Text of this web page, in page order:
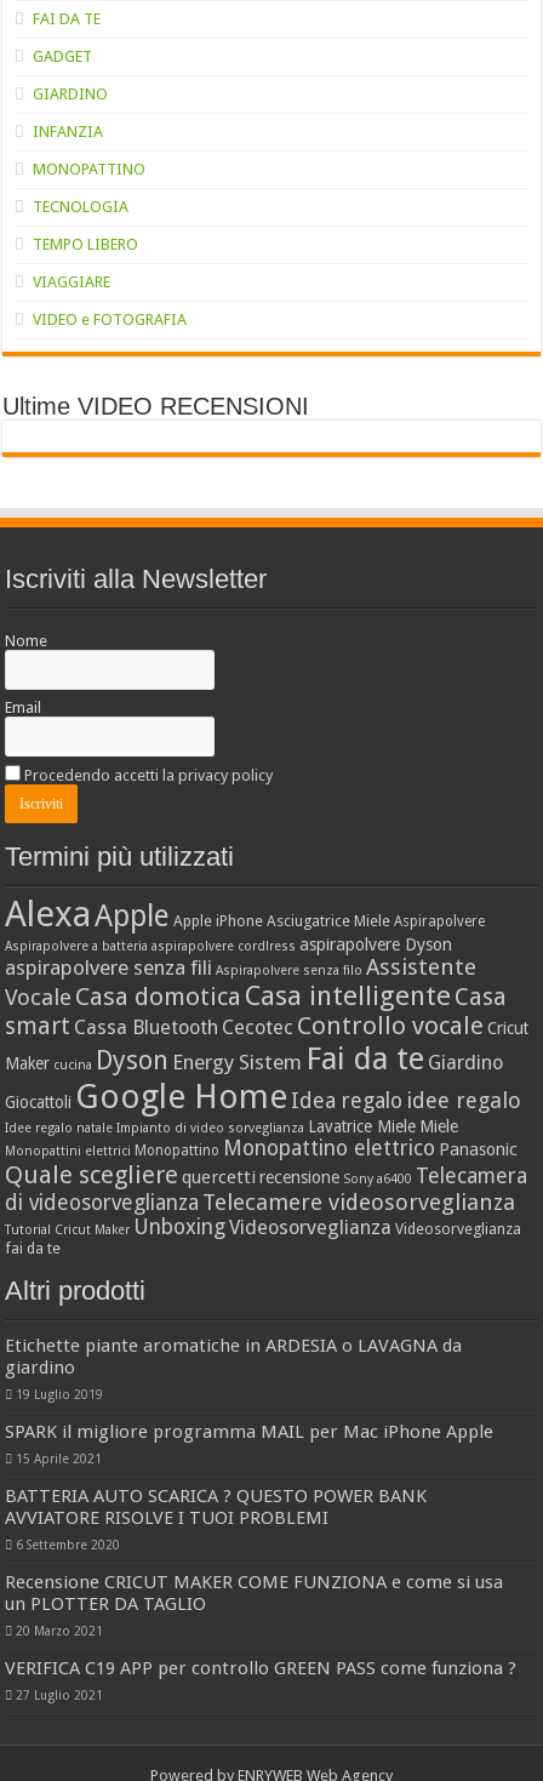
FAI DA TE
GADGET
GIARDINO
INFANZIA
MONOPATTINO
TECNOLOGIA
TEMPO LIBERO
VIAGGIARE
VIDEO e FOTOGRAFIA
Ultime VIDEO RECENSIONI
Iscriviti alla Newsletter
Nome
Email
Procedendo accetti la privacy policy
Termini più utilizzati
AlexaApple Apple iPhone Asciugatrice Miele Aspirapolvere
Aspirapolvere a batteria aspirapolvere cordlress aspirapolvere Dyson
aspirapolvere senza fili Aspirapolvere senza filo Assistente
Vocale Casa domotica Casa intelligente Casa
smart Cassa Bluetooth Cecotec Controllo vocale Cricut
Maker cucina Dyson Energy Sistem Fai da te Giardino
Giocattoli Google Home Idea regalo idee regalo
Idee regalo natale Impianto di video sorveglianza Lavatrice Miele Miele
Monopattini elettrici Monopattino Monopattino elettrico Panasonic
Quale scegliere quercetti recensione Sony a6400 Telecamera
di videosorveglianza Telecamere videosorveglianza
Tutorial Cricut Maker UnboxingVideosorveglianza Videosorveglianza
fai da te
Altri prodotti
Etichette piante aromatiche in ARDESIA o LAVAGNA da
giardino
19 Luglio 2019
SPARK il migliore programma MAIL per Mac iPhone Apple
15 Aprile 2021
BATTERIA AUTO SCARICA ? QUESTO POWER BANK
AVVIATORE RISOLVE I TUOI PROBLEMI
6 Settembre 2020
Recensione CRICUT MAKER COME FUNZIONA e come si usa
un PLOTTER DA TAGLIO
20 Marzo 2021
VERIFICA C19 APP per controllo GREEN PASS come funziona ?
27 Luglio 2021
Powered by ENRYWEB Web Agency